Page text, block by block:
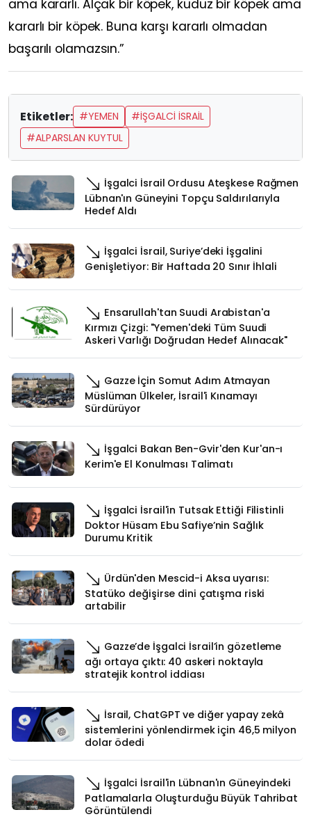
ama kararlı. Alçak bir köpek, kuduz bir köpek ama
kararlı bir köpek. Buna karşı kararlı olmadan
başarılı olamazsın.”
Etiketler: #YEMEN
#İŞGALCI İSRAIL
#ALPARSLAN KUYTUL
İşgalci İsrail Ordusu Ateşkese Rağmen
Lübnan'ın Güneyini Topçu Saldırılarıyla
Hedef Aldı
İşgalci İsrail, Suriye’deki İşgalini
Genişletiyor: Bir Haftada 20 Sınır İhlali
Ensarullah'tan Suudi Arabistan'a
Kırmızı Çizgi: "Yemen'deki Tüm Suudi
Askeri Varlığı Doğrudan Hedef Alınacak"
Gazze İçin Somut Adım Atmayan
Müslüman Ülkeler, İsrail'i Kınamayı
Sürdürüyor
İşgalci Bakan Ben-Gvir'den Kur'an-ı
Kerim'e El Konulması Talimatı
İşgalci İsrail'in Tutsak Ettiği Filistinli
Doktor Hüsam Ebu Safiye’nin Sağlık
Durumu Kritik
Ürdün'den Mescid-i Aksa uyarısı:
Statüko değişirse dini çatışma riski
artabilir
Gazze’de İşgalci İsrail’in gözetleme
ağı ortaya çıktı: 40 askeri noktayla
stratejik kontrol iddiası
İsrail, ChatGPT ve diğer yapay zekâ
sistemlerini yönlendirmek için 46,5 milyon
dolar ödedi
İşgalci İsrail'in Lübnan'ın Güneyindeki
Patlamalarla Oluşturduğu Büyük Tahribat
Görüntülendi